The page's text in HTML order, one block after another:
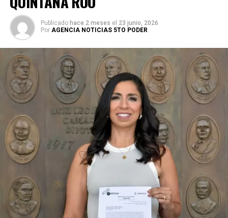
Durante su encargo en la Cámara Alta, Gino Segura centró
su agenda legislativa en iniciativas orientadas a
robustecer el desarrollo económico, la sustentabilidad
turística y la equidad social. Sin embargo, enfatizó que la
coyuntura actual exige priorizar la organización comunitaria
para asegurar la continuidad del proyecto político en la
región sureste del país.
Con esta determinación, el senador abre una etapa
decisiva en su trayectoria pública, apostando por una
estrategia de cercanía ciudadana. Su retorno a Quintana
Roo busca garantizar la cohesión de las estructuras de
Publicado hace 2 meses el 23 junio, 2026
Por AGENCIA NOTICIAS 5TO PODER